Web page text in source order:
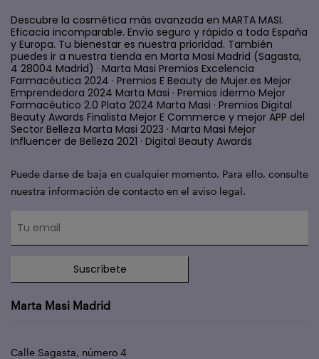
Descubre la cosmética más avanzada en MARTA MASI.
Eficacia incomparable. Envío seguro y rápido a toda España
y Europa. Tu bienestar es nuestra prioridad. También
puedes ir a nuestra tienda en Marta Masi Madrid (Sagasta,
4 28004 Madrid) · Marta Masi Premios Excelencia
Farmacéutica 2024 · Premios E Beauty de Mujer.es Mejor
Emprendedora 2024 Marta Masi · Premios idermo Mejor
Farmacéutico 2.0 Plata 2024 Marta Masi · Premios Digital
Beauty Awards Finalista Mejor E Commerce y mejor APP del
Sector Belleza Marta Masi 2023 · Marta Masi Mejor
Influencer de Belleza 2021 · Digital Beauty Awards
Puede darse de baja en cualquier momento. Para ello, consulte
nuestra información de contacto en el aviso legal.
Suscríbete
Marta Masi Madrid
Calle Sagasta, número 4